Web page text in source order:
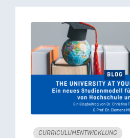
CURRICULUMENTWICKLUNG